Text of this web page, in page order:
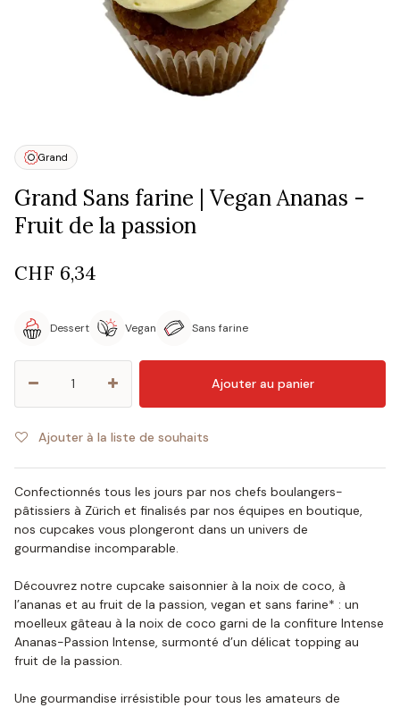
Grand
Grand Sans farine | Vegan Ananas -
Fruit de la passion
CHF 6,34
Dessert Vegan Sans farine
Ajouter au panier
Ajouter à la liste de souhaits
Confectionnés tous les jours par nos chefs boulangers-
pâtissiers à Zürich et finalisés par nos équipes en boutique,
nos cupcakes vous plongeront dans un univers de
gourmandise incomparable.
Découvrez notre cupcake saisonnier à la noix de coco, à
l’ananas et au fruit de la passion, vegan et sans farine* : un
moelleux gâteau à la noix de coco garni de la confiture Intense
Ananas-Passion Intense, surmonté d’un délicat topping au
fruit de la passion.
Une gourmandise irrésistible pour tous les amateurs de